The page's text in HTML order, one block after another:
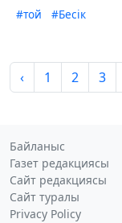
#той #Бесік
‹ 1 2 3
Байланыс
Газет редакциясы
Сайт редакциясы
Сайт туралы
Privacy Policy